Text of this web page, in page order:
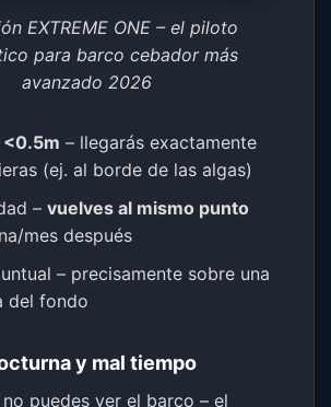
EXTREME ONE – el piloto
para barco cebador más
avanzado 2026
<0.5m – llegarás exactamente
(ej. al borde de las algas)
–vuelves al mismo punto
mes después
– precisamente sobre una
del fondo
y mal tiempo
puedes ver el barco – el